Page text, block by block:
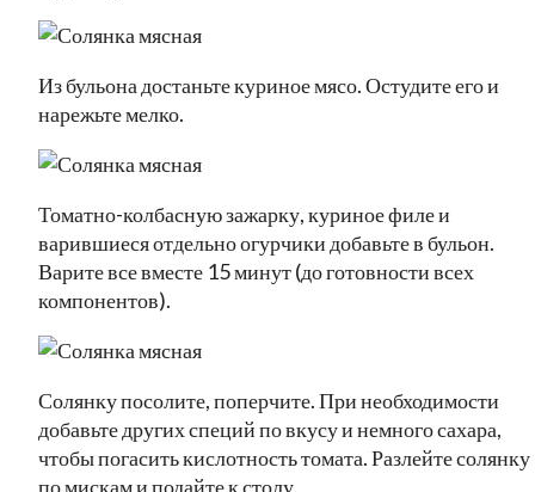
Из бульона достаньте куриное мясо. Остудите его и
нарежьте мелко.
Томатно-колбасную зажарку, куриное филе и
варившиеся отдельно огурчики добавьте в бульон.
Варите все вместе 15 минут (до готовности всех
компонентов).
Солянку посолите, поперчите. При необходимости
добавьте других специй по вкусу и немного сахара,
чтобы погасить кислотность томата. Разлейте солянку
по мискам и подайте к столу.